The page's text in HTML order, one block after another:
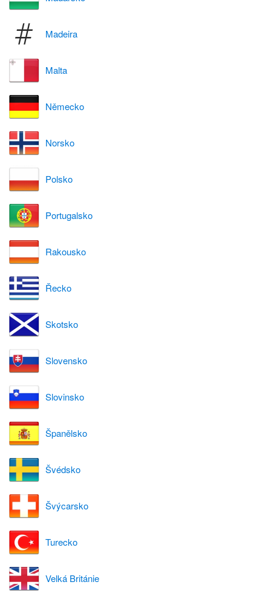
Madeira
Malta
Německo
Norsko
Polsko
Portugalsko
Rakousko
Řecko
Skotsko
Slovensko
Slovinsko
Španělsko
Švédsko
Švýcarsko
Turecko
Velká Británie